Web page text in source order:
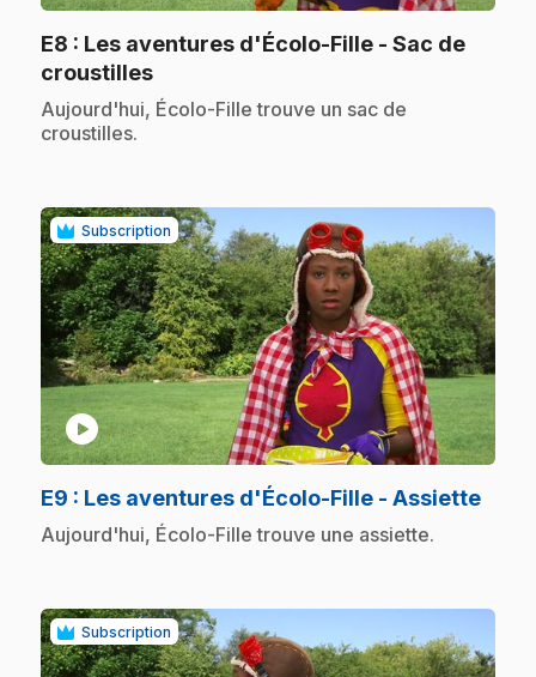
E8 : Les aventures d'Écolo-Fille - Sac de
croustilles.
.Aujourd'hui, Écolo-Fille trouve un sac de
croustilles.
Subscription
play_circle
E9 : Les aventures d'Écolo-Fille - Assiette.
.Aujourd'hui, Écolo-Fille trouve une assiette.
Subscription